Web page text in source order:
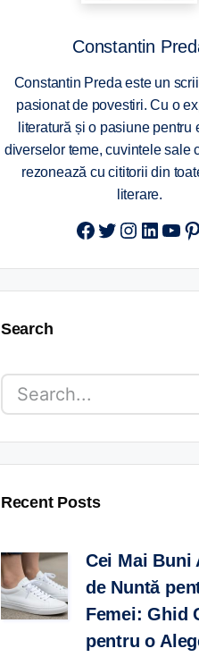
Constantin
Constantin Preda este un
pasionat de povestiri. Cu o
literatură și o pasiune pentru
diverselor teme, cuvintele sale
rezonează cu cititorii din
literare.
Twitter
Search
Recent Posts
Cei Mai Buni
de Nuntă
Femei: Ghid
pentru o